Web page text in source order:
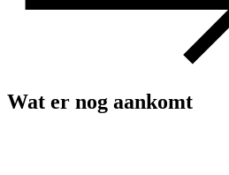
Wat er nog aankomt